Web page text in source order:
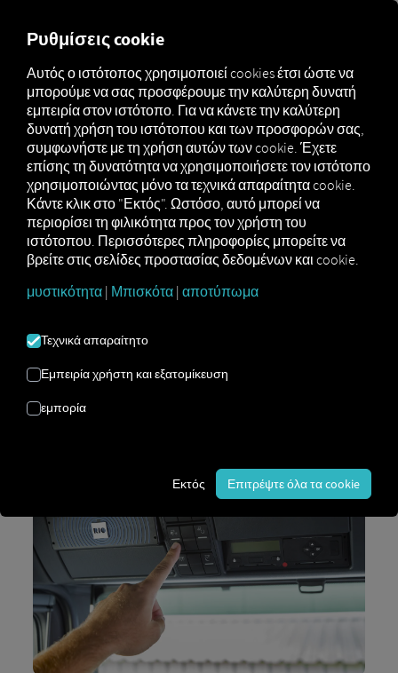
Glossar Was ist ein DIN-Schacht?
ΦΡΕΆΤΙΟ DIN
Τι σημαίνει στην πραγματικότητα το DIN; Το DIN
είναι η πλήρης ονομασίατου Γερμανικού
Ινστιτούτου Τυποποίησης (Deutsches Institut für
Normung) : ο φρεάτιος DIN έχει ως στόχο, κατά
συνέπεια, την τυποποίηση των διαστάσεων και
των συνδέσεων. Ένα απλό παράδειγμα είναι οι
ενοποιήθηκε με ονομασίες όπως DIN-A4 και πλέον
σαρωτή, παρά τις διαφορές μεταξύ των
κατασκευαστών.
Ρυθμίσεις cookie
Αυτός ο ιστότοπος χρησιμοποιεί cookies έτσι ώστε να
μπορούμε να σας προσφέρουμε την καλύτερη δυνατή
εμπειρία στον ιστότοπο. Για να κάνετε την καλύτερη
δυνατή χρήση του ιστότοπου και των προσφορών σας,
συμφωνήστε με τη χρήση αυτών των cookie. Έχετε
επίσης τη δυνατότητα να χρησιμοποιήσετε τον ιστότοπο
χρησιμοποιώντας μόνο τα τεχνικά απαραίτητα cookie.
Κάντε κλικ στο "Εκτός". Ωστόσο, αυτό μπορεί να
περιορίσει τη φιλικότητα προς τον χρήστη του
ιστότοπου. Περισσότερες πληροφορίες μπορείτε να
βρείτε στις σελίδες προστασίας δεδομένων και cookie.
μυστικότητα | Μπισκότα | αποτύπωμα
Τεχνικά απαραίτητο
Εμπειρία χρήστη και εξατομίκευση
εμπορία
Εκτός Επιτρέψτε όλα τα cookie